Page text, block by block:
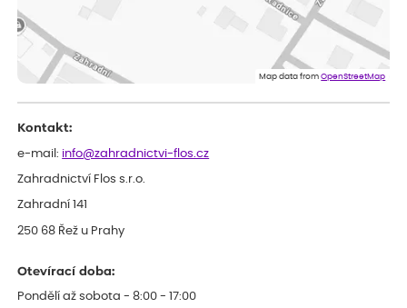
Dobrý den, byli jsme spokojeni
Eshop, objednání bylo v pořádku, žádný problém. Jen jsem byla
smutná z dodávky jedné kytky, která nebyla v nejlepší kondici a i
Map data fromOpenStreetMap
Kontakt:
e-mail: info@zahradnictvi-flos.cz
Zahradnictví Flos s.r.o.
Zahradní 141
250 68 Řež u Prahy
Otevírací doba:
Pondělí až sobota - 8:00 - 17:00